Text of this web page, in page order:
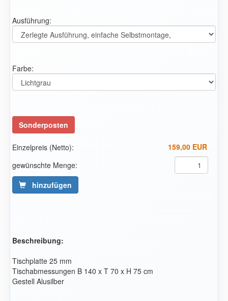
Ausführung:
Farbe:
Sonderposten
Einzelpreis (Netto):
gewünschte Menge:
hinzufügen
Beschreibung:
Tischplatte 25 mm
Tischabmessungen B 140 x T 70 x H 75 cm
Gestell Alusilber